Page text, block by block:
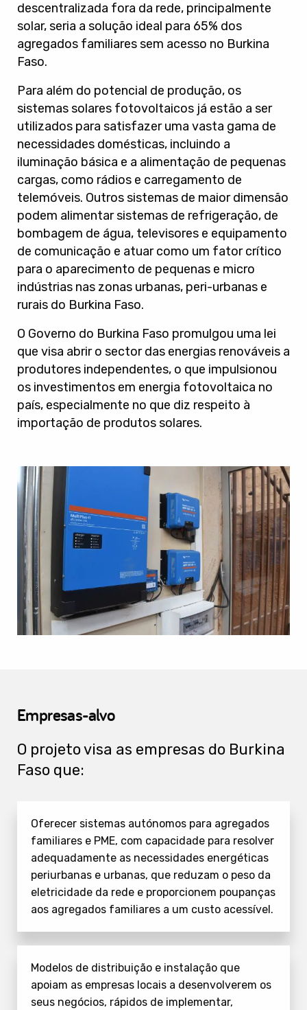
descentralizada fora da rede, principalmente
solar, seria a solução ideal para 65% dos
agregados familiares sem acesso no Burkina
Faso.
Para além do potencial de produção, os
sistemas solares fotovoltaicos já estão a ser
utilizados para satisfazer uma vasta gama de
necessidades domésticas, incluindo a
iluminação básica e a alimentação de pequenas
cargas, como rádios e carregamento de
telemóveis. Outros sistemas de maior dimensão
podem alimentar sistemas de refrigeração, de
bombagem de água, televisores e equipamento
de comunicação e atuar como um fator crítico
para o aparecimento de pequenas e micro
indústrias nas zonas urbanas, peri-urbanas e
rurais do Burkina Faso.
O Governo do Burkina Faso promulgou uma lei
que visa abrir o sector das energias renováveis a
produtores independentes, o que impulsionou
os investimentos em energia fotovoltaica no
país, especialmente no que diz respeito à
importação de produtos solares.
Empresas-alvo
O projeto visa as empresas do Burkina
Faso que:
Oferecer sistemas autónomos para agregados
familiares e PME, com capacidade para resolver
adequadamente as necessidades energéticas
periurbanas e urbanas, que reduzam o peso da
eletricidade da rede e proporcionem poupanças
aos agregados familiares a um custo acessível.
Modelos de distribuição e instalação que
apoiam as empresas locais a desenvolverem os
seus negócios, rápidos de implementar,